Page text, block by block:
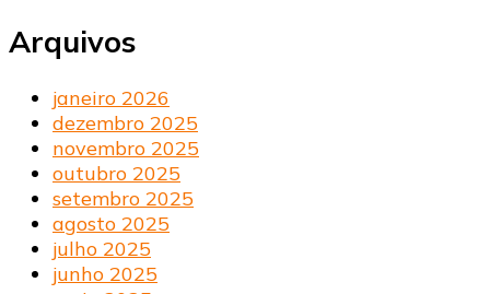
Arquivos
janeiro 2026
dezembro 2025
novembro 2025
outubro 2025
setembro 2025
agosto 2025
julho 2025
junho 2025